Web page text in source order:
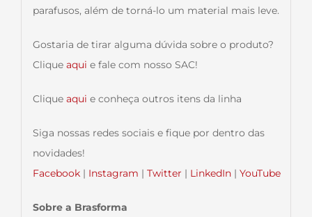
parafusos, além de torná-lo um material mais leve.
Gostaria de tirar alguma dúvida sobre o produto?
Clique aqui e fale com nosso SAC!
Clique aqui e conheça outros itens da linha
Siga nossas redes sociais e fique por dentro das
novidades!
Facebook| Instagram | Twitter | LinkedIn| YouTube
Sobre a Brasforma